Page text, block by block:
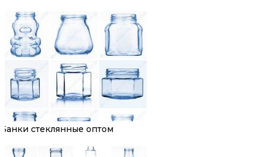
Банки стеклянные оптом